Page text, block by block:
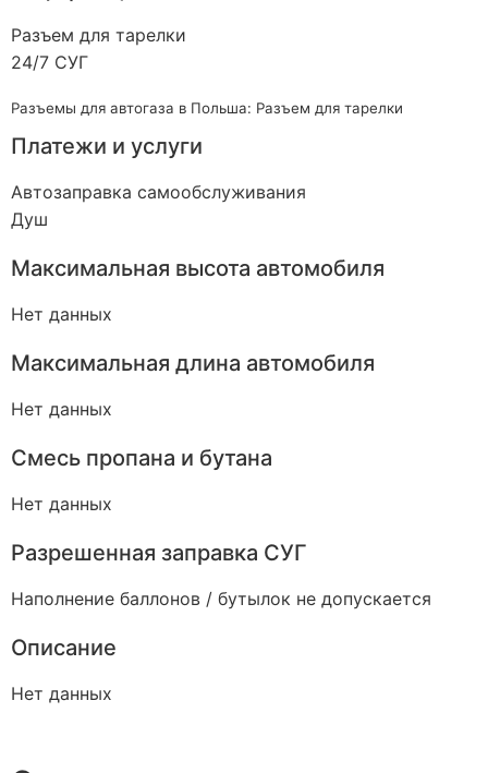
Разъем для тарелки
24/7 СУГ
Разъемы для автогаза в Польша: Разъем для тарелки
Платежи и услуги
Автозаправка самообслуживания
Душ
Максимальная высота автомобиля
Нет данных
Максимальная длина автомобиля
Нет данных
Смесь пропана и бутана
Нет данных
Разрешенная заправка СУГ
Наполнение баллонов / бутылок не допускается
Описание
Нет данных